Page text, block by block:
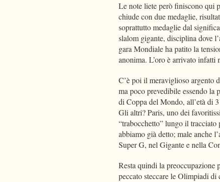
Le note liete però finiscono qui
chiude con due medaglie,
soprattutto medaglie dal
slalom gigante, disciplina dove
gara Mondiale ha patito la
anonima. L’oro è arrivato infatti
C’è poi il meraviglioso argento
ma poco prevedibile essendo la
di Coppa del Mondo, all’età di
Gli altri? Paris, uno dei
“trabocchetto” lungo il
abbiamo già detto; male anche
Super G, nel Gigante e nella
Resta quindi la preoccupazione
peccato steccare le Olimpiadi di